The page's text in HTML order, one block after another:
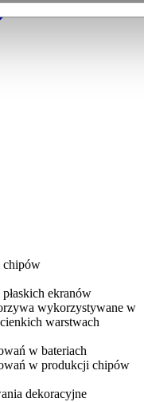
chipów
ekranów
wykorzystywane w
warstwach
w bateriach
w produkcji chipów
dekoracyjne